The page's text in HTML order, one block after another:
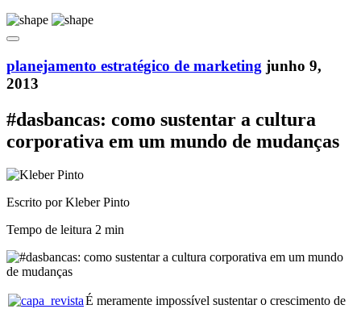
planejamento estratégico de marketing junho 9,
2013
#dasbancas: como sustentar a cultura
corporativa em um mundo de mudanças
Escrito por Kleber Pinto
Tempo de leitura 2 min
É meramente impossível sustentar o crescimento de